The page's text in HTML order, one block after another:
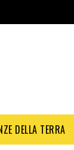
DELLA TERRA